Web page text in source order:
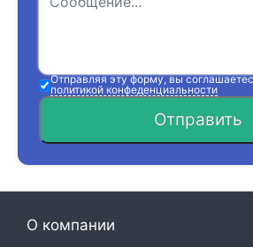
Отправляя эту форму, вы
политикой конфеденциальности
Отправить
О компании